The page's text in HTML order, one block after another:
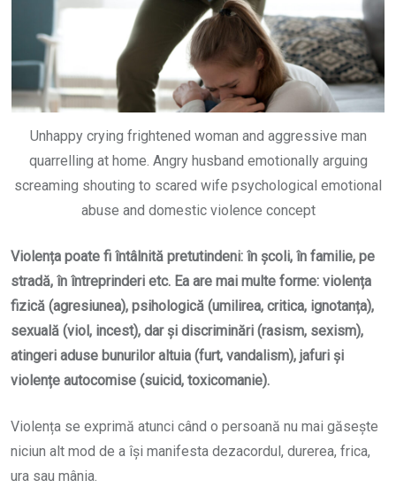
Unhappy crying frightened woman and aggressive man
quarrelling at home. Angry husband emotionally arguing
screaming shouting to scared wife psychological emotional
abuse and domestic violence concept
Violența poate fi întâlnită pretutindeni: în școli, în familie, pe
stradă, în întreprinderi etc. Ea are mai multe forme: violența
fizică (agresiunea), psihologică (umilirea, critica, ignotanța),
sexuală (viol, incest), dar și discriminări (rasism, sexism),
atingeri aduse bunurilor altuia (furt, vandalism), jafuri și
violențe autocomise (suicid, toxicomanie).
Violența se exprimă atunci când o persoană nu mai găsește
niciun alt mod de a își manifesta dezacordul, durerea, frica,
ura sau mânia.